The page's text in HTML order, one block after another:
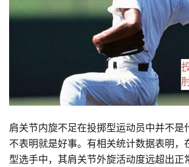
肩关节内旋不足在投掷型运动员中并不是
不表明就是好事。有相关统计数据表明，
型选手中，其肩关节外旋活动度远超出正